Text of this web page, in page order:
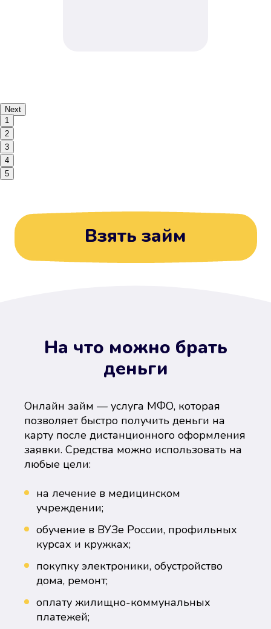
Next
1
2
3
4
5
Взять займ
На что можно брать
деньги
Онлайн займ — услуга МФО, которая
позволяет быстро получить деньги на
карту после дистанционного оформления
заявки. Средства можно использовать на
любые цели:
на лечение в медицинском
учреждении;
обучение в ВУЗе России, профильных
курсах и кружках;
покупку электроники, обустройство
дома, ремонт;
оплату жилищно-коммунальных
платежей;